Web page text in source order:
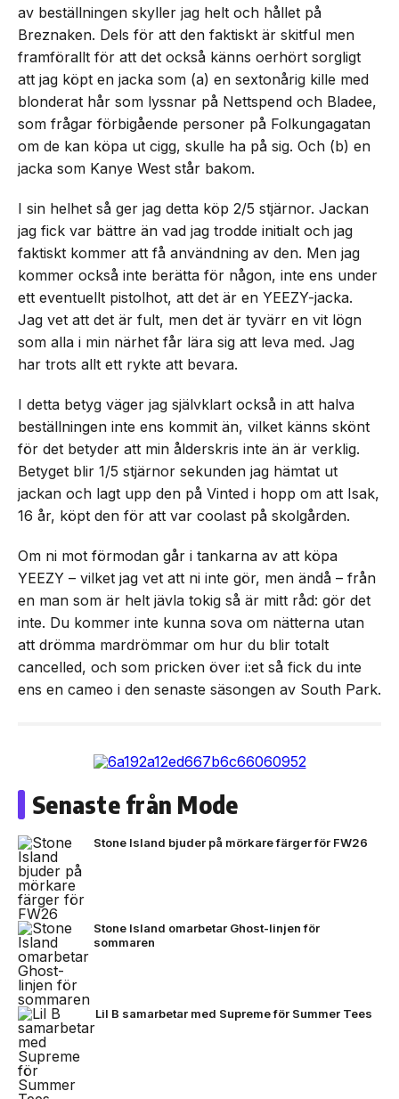
av beställningen skyller jag helt och hållet på
Breznaken. Dels för att den faktiskt är skitful men
framförallt för att det också känns oerhört sorgligt
att jag köpt en jacka som (a) en sextonårig kille med
blonderat hår som lyssnar på Nettspend och Bladee,
som frågar förbigående personer på Folkungagatan
om de kan köpa ut cigg, skulle ha på sig. Och (b) en
jacka som Kanye West står bakom.
I sin helhet så ger jag detta köp 2/5 stjärnor. Jackan
jag fick var bättre än vad jag trodde initialt och jag
faktiskt kommer att få användning av den. Men jag
kommer också inte berätta för någon, inte ens under
ett eventuellt pistolhot, att det är en YEEZY-jacka.
Jag vet att det är fult, men det är tyvärr en vit lögn
som alla i min närhet får lära sig att leva med. Jag
har trots allt ett rykte att bevara.
I detta betyg väger jag självklart också in att halva
beställningen inte ens kommit än, vilket känns skönt
för det betyder att min ålderskris inte än är verklig.
Betyget blir 1/5 stjärnor sekunden jag hämtat ut
jackan och lagt upp den på Vinted i hopp om att Isak,
16 år, köpt den för att var coolast på skolgården.
Om ni mot förmodan går i tankarna av att köpa
YEEZY – vilket jag vet att ni inte gör, men ändå – från
en man som är helt jävla tokig så är mitt råd: gör det
inte. Du kommer inte kunna sova om nätterna utan
att drömma mardrömmar om hur du blir totalt
cancelled, och som pricken över i:et så fick du inte
ens en cameo i den senaste säsongen av South Park.
Senaste från Mode
Stone Island bjuder på mörkare färger för FW26
Stone Island omarbetar Ghost-linjen för
sommaren
Lil B samarbetar med Supreme för Summer Tees